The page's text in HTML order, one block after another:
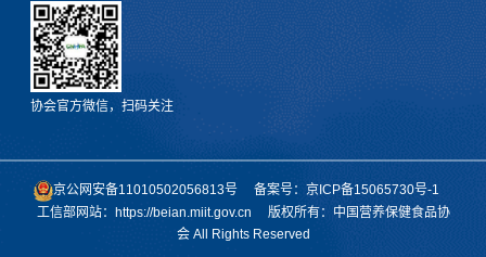
协会官方微信，扫码关注
京公网安备11010502056813号
备案号：京ICP备15065730号-1
工信部网站：https://beian.miit.gov.cn
版权所有：中国营养保健食品协
会 All Rights Reserved